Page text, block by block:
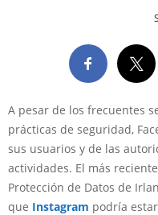
A pesar de los frecuentes
prácticas de seguridad,
sus usuarios y de las
actividades. El más
Protección de Datos de
que Instagram podría